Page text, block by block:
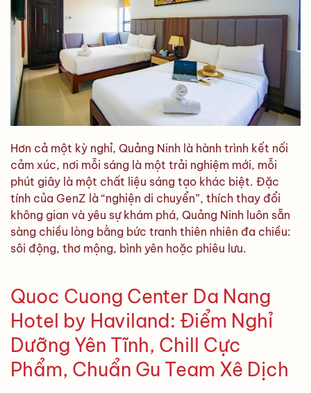
Hơn cả một kỳ nghỉ, Quảng Ninh là hành trình kết nối
cảm xúc, nơi mỗi sáng là một trải nghiệm mới, mỗi
phút giây là một chất liệu sáng tạo khác biệt. Đặc
tính của GenZ là “nghiện di chuyển”, thích thay đổi
không gian và yêu sự khám phá, Quảng Ninh luôn sẵn
sàng chiều lòng bằng bức tranh thiên nhiên đa chiều:
sôi động, thơ mộng, bình yên hoặc phiêu lưu.
Quoc Cuong Center Da Nang
Hotel by Haviland: Điểm Nghỉ
Dưỡng Yên Tĩnh, Chill Cực
Phẩm, Chuẩn Gu Team Xê Dịch